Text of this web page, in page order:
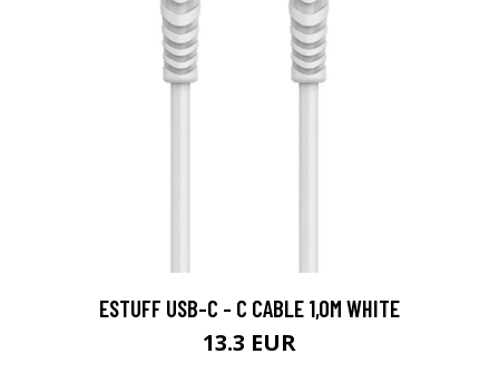
ESTUFF USB-C - C CABLE 1,0M WHITE
13.3 EUR